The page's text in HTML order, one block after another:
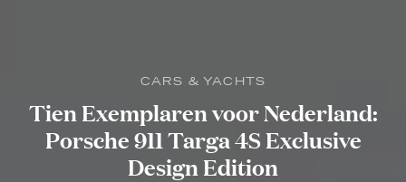
CARS & YACHTS
Tien Exemplaren voor Nederland:
Porsche 911 Targa 4S Exclusive
Design Edition